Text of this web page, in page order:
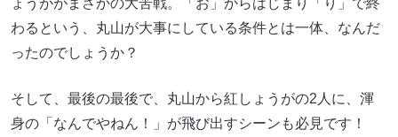
わるという、丸山が大事にしている条件とは一体、なんだ
ったのでしょうか？
そして、最後の最後で、丸山から紅しょうがの2人に、渾
身の「なんでやねん！」が飛び出すシーンも必見です！